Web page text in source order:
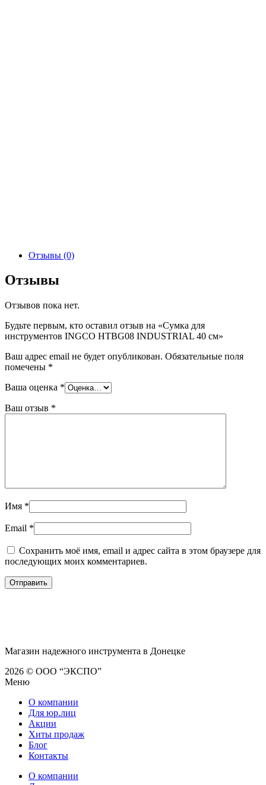
Отзывы (0)
Отзывы
Отзывов пока нет.
Будьте первым, кто оставил отзыв на «Сумка для
инструментов INGCO HTBG08 INDUSTRIAL 40 см»
Ваш адрес email не будет опубликован. Обязательные поля
помечены *
Ваша оценка *
Ваш отзыв *
Имя *
Email *
Сохранить моё имя, email и адрес сайта в этом браузере для
последующих моих комментариев.
Магазин надежного инструмента в Донецке
2026 © ООО “ЭКСПО”
Меню
О компании
Для юр.лиц
Акции
Хиты продаж
Блог
Контакты
О компании